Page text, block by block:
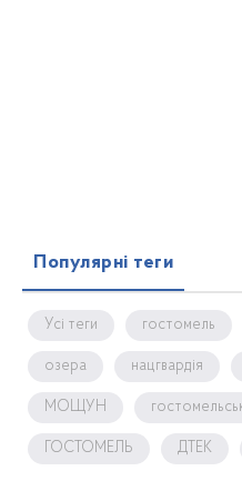
Популярні теги
Усі теги гостомель
озера нацгвардія
МОЩУН
ГОСТОМЕЛЬ ДТЕК